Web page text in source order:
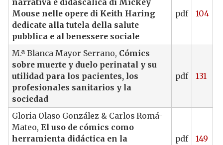
narrativa e didascalica di Mickey
Mouse nelle opere di Keith Haring
dedicate alla tutela della salute
pubblica e al benessere sociale
pdf 104
M.ª Blanca Mayor Serrano, Cómics
sobre muerte y duelo perinatal y su
utilidad para los pacientes, los
profesionales sanitarios y la
sociedad
pdf 131
Gloria Olaso González & Carlos Romá-
Mateo, El uso de cómics como
herramienta didáctica en la
pdf 149